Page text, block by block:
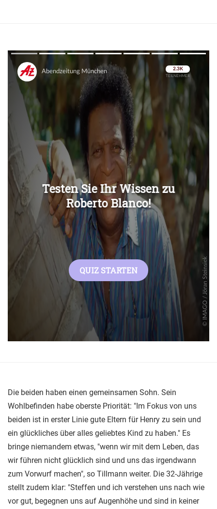
Überspringen
Überspringen
Die beiden haben einen gemeinsamen Sohn. Sein
Wohlbefinden habe oberste Priorität: "Im Fokus von uns
beiden ist in erster Linie gute Eltern für Henry zu sein und
ein glückliches über alles geliebtes Kind zu haben." Es
bringe niemandem etwas, "wenn wir mit dem Leben, das
wir führen nicht glücklich sind und uns das irgendwann
zum Vorwurf machen", so Tillmann weiter. Die 32-Jährige
stellt zudem klar: "Steffen und ich verstehen uns nach wie
vor gut, begegnen uns auf Augenhöhe und sind in keiner